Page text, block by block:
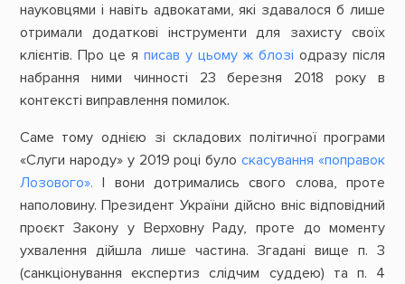
науковцями і навіть адвокатами, які здавалося б лише
отримали додаткові інструменти для захисту своїх
клієнтів. Про це я писав у цьому ж блозі одразу після
набрання ними чинності 23 березня 2018 року в
контексті виправлення помилок.
Саме тому однією зі складових політичної програми
«Слуги народу» у 2019 році булоскасування «поправок
Лозового». І вони дотримались свого слова, проте
наполовину. Президент України дійсно вніс відповідний
проєкт Закону у Верховну Раду, проте до моменту
ухвалення дійшла лише частина. Згадані вище п. 3
(санкціонування експертиз слідчим суддею) та п. 4